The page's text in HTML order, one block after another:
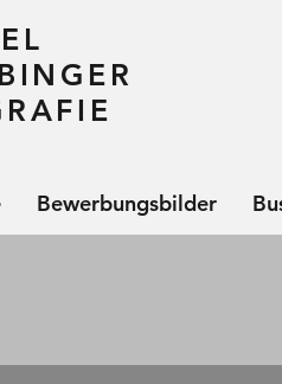
Bewerbungsbilder